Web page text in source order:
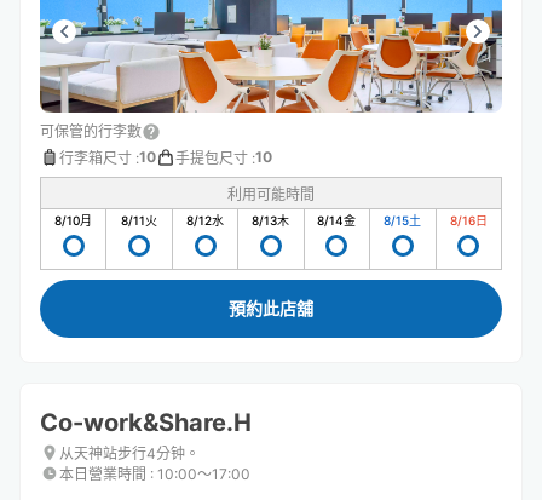
可保管的行李數
行李箱尺寸 :10 手提包尺寸 :10
利用可能時間
8/10月 8/11火 8/12水 8/13木 8/14金 8/15土 8/16日
預約此店舖
Co-work&Share.H
从天神站步行4分钟。
本日營業時間 : 10:00〜17:00